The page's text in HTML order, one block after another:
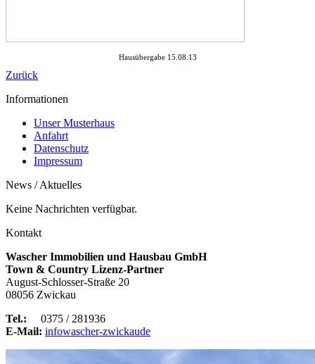
Hausübergabe 15.08.13
Zurück
Informationen
Unser Musterhaus
Anfahrt
Datenschutz
Impressum
News / Aktuelles
Keine Nachrichten verfügbar.
Kontakt
Wascher Immobilien und Hausbau GmbH
Town & Country Lizenz-Partner
August-Schlosser-Straße 20
08056 Zwickau
Tel.: 0375 / 281936
E-Mail: infowascher-zwickaude